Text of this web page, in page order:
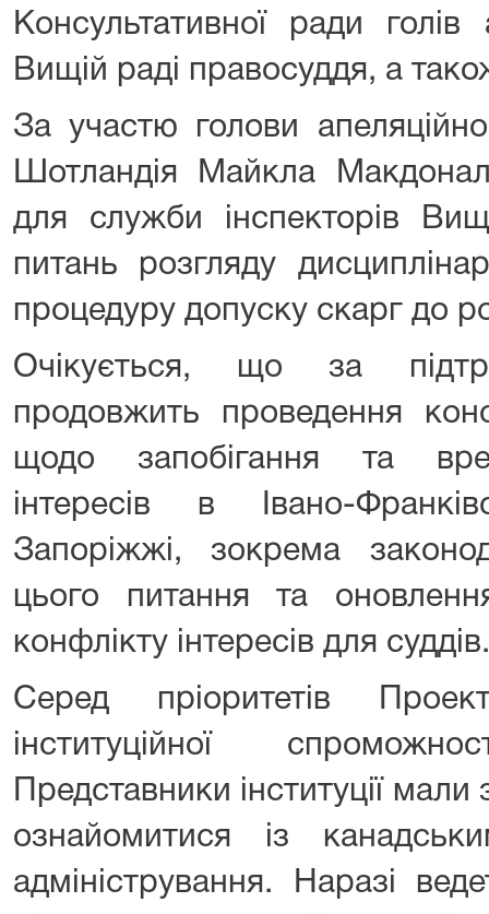
Консультативної ради
Вищій раді правосуддя, а
За участю голови
Шотландія Майкла
для служби інспекторів
питань розгляду
процедуру допуску скарг до
Очікується, що за
продовжить проведення
щодо запобігання та
інтересів в Івано-
Запоріжжі, зокрема
цього питання та
конфлікту інтересів для суддів.
Серед пріоритетів
інституційної
Представники інституції
ознайомитися із
адміністрування. Наразі